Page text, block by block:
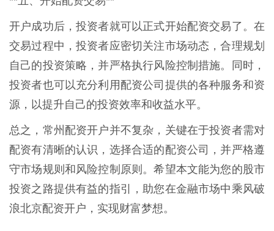
开户成功后，投资者就可以正式开始配资交易了。在
交易过程中，投资者应密切关注市场动态，合理规划
自己的投资策略，并严格执行风险控制措施。同时，
投资者也可以充分利用配资公司提供的各种服务和资
源，以提升自己的投资效率和收益水平。
总之，常州配资开户并不复杂，关键在于投资者需对
配资有清晰的认识，选择合适的配资公司，并严格遵
守市场规则和风险控制原则。希望本文能为您的股市
投资之路提供有益的指引，助您在金融市场中乘风破
浪北京配资开户，实现财富梦想。